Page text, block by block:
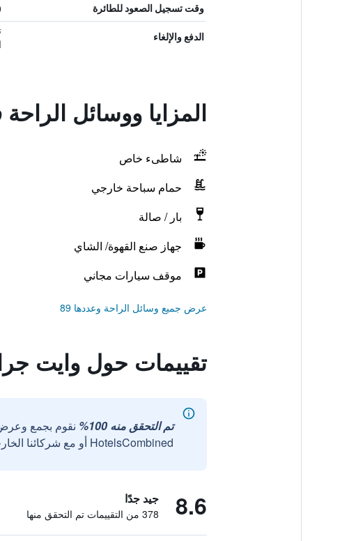
وقت تسجيل الصعود للطائرة
الدفع والإلغاء
المزايا ووسائل
شاطىء خاص
حمام سباحة خارجي
بار / صالة
جهاز صنع القهوة/ الشاي
موقف سيارات مجاني
عرض جميع وسائل الراحة وعددها 89
تقييمات حول وايت
تم التحقق منه 100%
نقوم بجمع
HotelsCombined أو مع شركائنا الخارجيين الموثوقين.
8.6 جيد جدًا
378 من التقييمات تم التحقق منها